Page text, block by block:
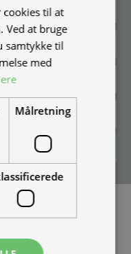
cookies til at
Ved at bruge
samtykke til
med
Målretning